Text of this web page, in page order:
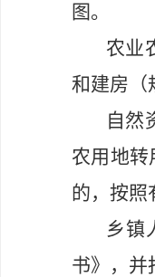
图。
农业
和建房（
自然
农用地
的，按照
乡镇
书》，并